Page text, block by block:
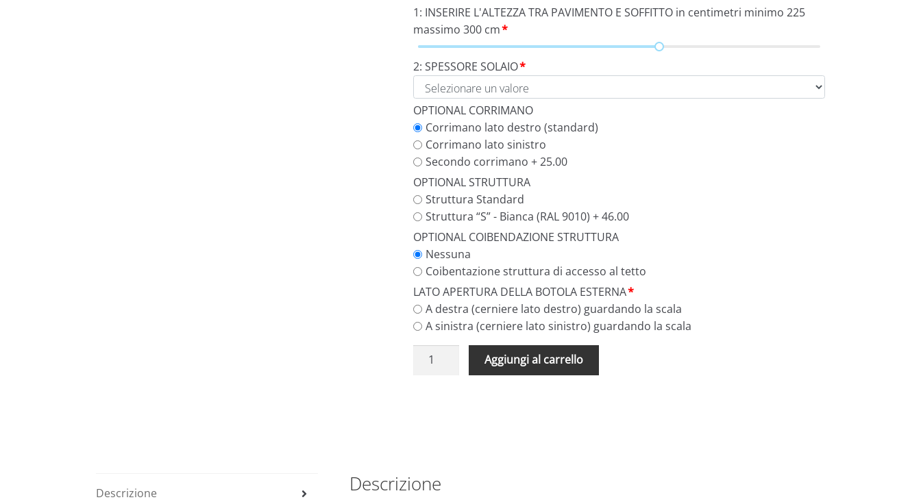
1: INSERIRE L'ALTEZZA TRA PAVIMENTO E SOFFITTO in centimetri minimo 225
massimo 300 cm*
2: SPESSORE SOLAIO*
OPTIONAL CORRIMANO
Corrimano lato destro (standard)
Corrimano lato sinistro
Secondo corrimano + 25.00
OPTIONAL STRUTTURA
Struttura Standard
Struttura “S” - Bianca (RAL 9010) + 46.00
OPTIONAL COIBENDAZIONE STRUTTURA
Nessuna
Coibentazione struttura di accesso al tetto
LATO APERTURA DELLA BOTOLA ESTERNA*
A destra (cerniere lato destro) guardando la scala
A sinistra (cerniere lato sinistro) guardando la scala
Scale
x
Aggiungi al carrello
Descrizione Descrizione